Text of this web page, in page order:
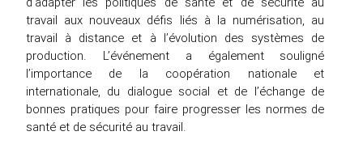
travail aux nouveaux défis liés à la numérisation, au
travail à distance et à l’évolution des systèmes de
production. L’événement a également souligné
l’importance de la coopération nationale et
internationale, du dialogue social et de l’échange de
bonnes pratiques pour faire progresser les normes de
santé et de sécurité au travail.